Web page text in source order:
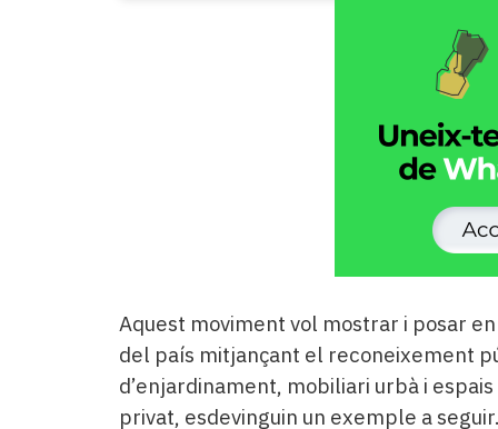
Aquest moviment vol mostrar i posar
del país mitjançant el reconeixement
d’enjardinament, mobiliari urbà i
privat, esdevinguin un exemple a seguir.